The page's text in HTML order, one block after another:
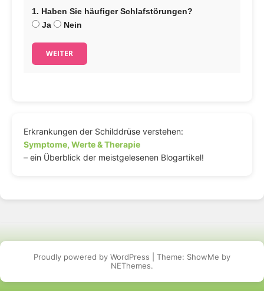
1. Haben Sie häufiger Schlafstörungen?
Ja
Nein
WEITER
Erkrankungen der Schilddrüse verstehen:
Symptome, Werte & Therapie
– ein Überblick der meistgelesenen Blogartikel!
Proudly powered by WordPress
Theme: ShowMe by
NEThemes.